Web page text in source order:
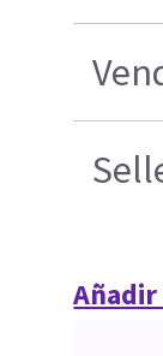
Añadir